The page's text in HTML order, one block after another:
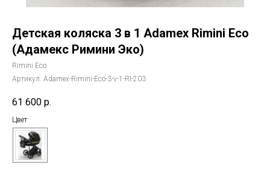
Детская коляска 3 в 1 Adamex Rimini Eco
(Адамекс Римини Эко)
Rimini Eco
Артикул: Adamex-Rimini-Eco-3-v-1-RI-203
61 600 р.
Цвет